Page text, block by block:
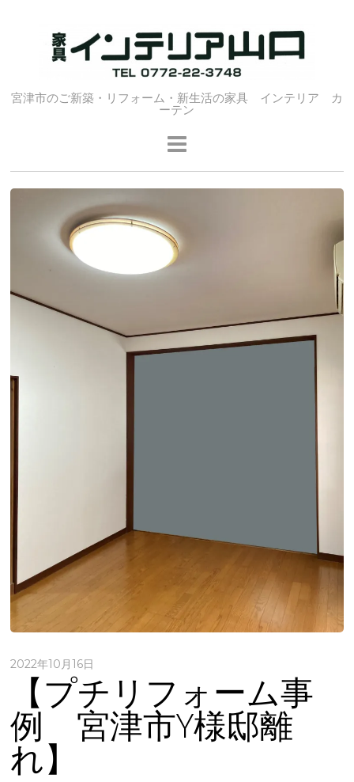
宮津市のご新築・リフォーム・新生活の家具 インテリア カ
ーテン
2022年10月16日
【プチリフォーム事
例 宮津市Y様邸離
れ】